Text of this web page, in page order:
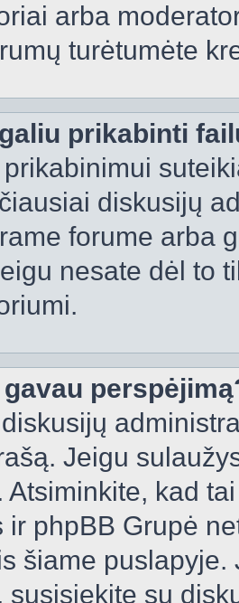
arba
turėtumėte
prikabinti
diskusijų
forume arba
nesate dėl to
Jeigu
Atsiminkite, kad
ir phpBB Grupė
šiame
susisiekite su